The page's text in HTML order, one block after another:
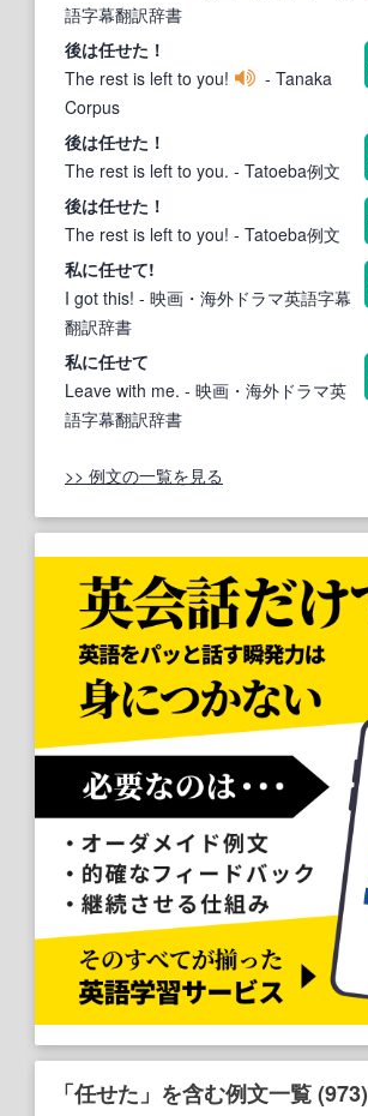
語字幕翻訳辞書
後は任せた ！
The rest is left to you!
- Tanaka
Corpus
後は任せた ！
The rest is left to you. - Tatoeba例文
後は任せた ！
The rest is left to you! - Tatoeba例文
私に任せて!
I got this! - 映画・海外ドラマ英語字幕
翻訳辞書
私に任せて
Leave with me. - 映画・海外ドラマ英
語字幕翻訳辞書
>> 例文の一覧を見る
「任せた」を含む例文一覧 (973)